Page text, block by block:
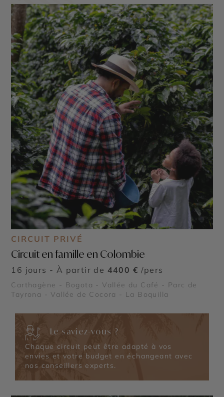
CIRCUIT PRIVÉ
Circuit en famille en Colombie
16 jours - À partir de 4400 € /pers
Carthagène - Bogota - Vallée du Café - Parc de
Tayrona - Vallée de Cocora - La Boquilla
Le saviez-vous ?
Chaque circuit peut être adapté à vos
envies et votre budget en échangeant avec
nos conseillers experts.